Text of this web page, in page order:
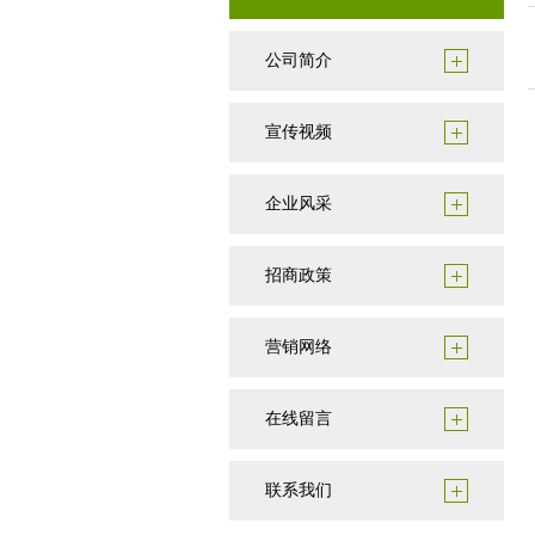
公司简介
宣传视频
企业风采
招商政策
营销网络
在线留言
联系我们